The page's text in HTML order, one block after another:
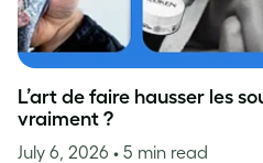
L’art de faire hausser les
vraiment ?
July 6, 2026 • 5 min read